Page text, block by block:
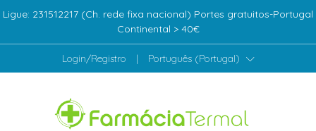
Ligue: 231512217 (Ch. rede fixa nacional) Portes gratuitos-Portugal
Continental > 40€
Login/Registro | Português (Portugal)